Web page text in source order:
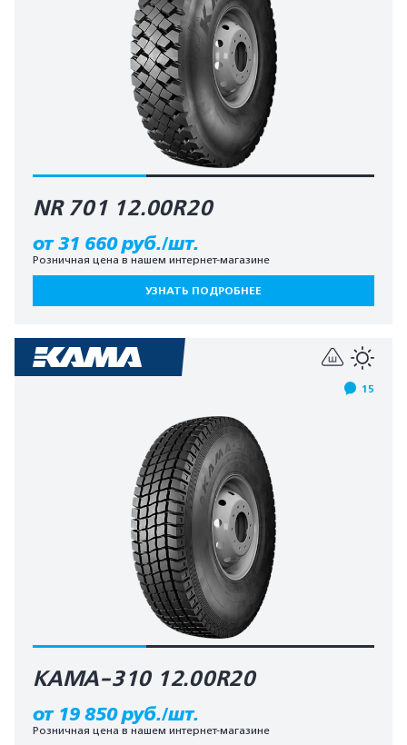
NR 701 12.00R20
от 31 660 руб./шт.
Розничная цена в нашем интернет-магазине
УЗНАТЬ ПОДРОБНЕЕ
15
КАМА-310 12.00R20
от 19 850 руб./шт.
Розничная цена в нашем интернет-магазине